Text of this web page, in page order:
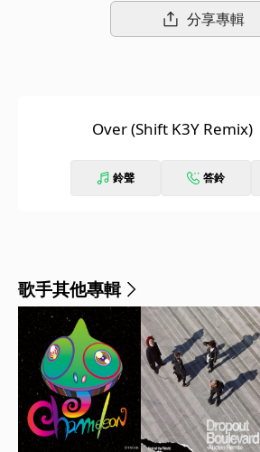
分享專輯
Over (Shift K3Y Remix)
鈴聲 答鈴
歌手其他專輯